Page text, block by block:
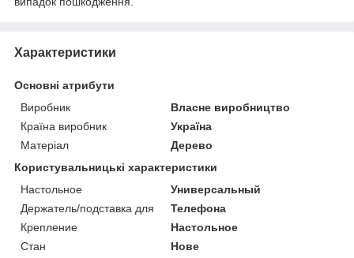
Характеристики
Основні атрибути
Виробник
Власне виробництво
Країна виробник
Україна
Матеріал
Дерево
Користувальницькі характеристики
Настольное
Универсальный
Держатель/подставка для
Телефона
Крепление
Настольное
Стан
Нове